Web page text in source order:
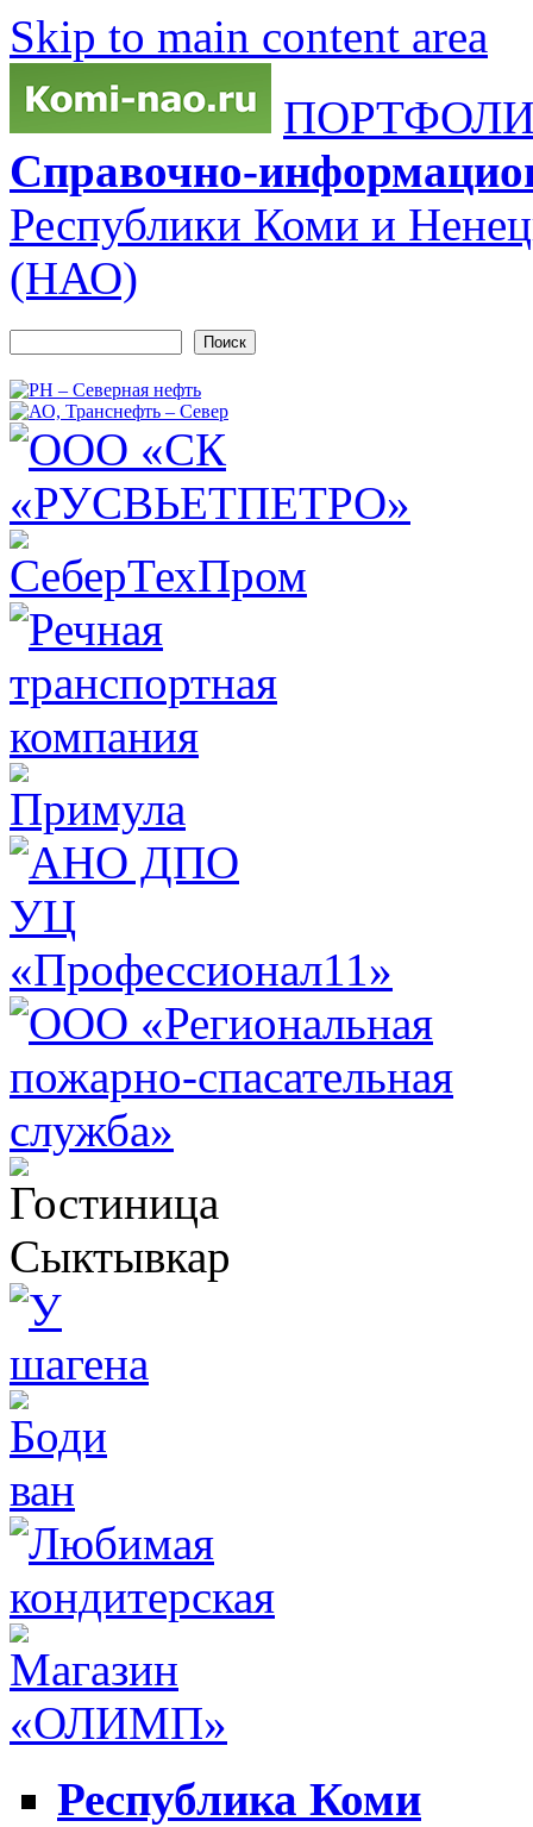
Skip to main content area
Справочно-
Республики Коми и
(НАО)
Форма поиска
Республика Коми